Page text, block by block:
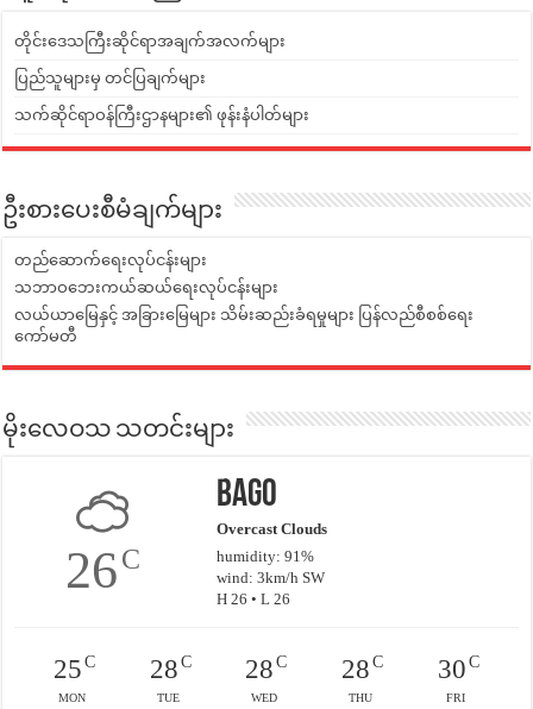
တိုင်းဒေသကြီးဆိုင်ရာအချက်အလက်များ
ပြည်သူများမှ တင်ပြချက်များ
သက်ဆိုင်ရာဝန်ကြီးဌာနများ၏ ဖုန်းနံပါတ်များ
ဦးစားပေးစီမံချက်များ
တည်ဆောက်ရေးလုပ်ငန်းများ
သဘာဝဘေးကယ်ဆယ်ရေးလုပ်ငန်းများ
လယ်ယာမြေနှင့် အခြားမြေများ သိမ်းဆည်းခံရမှုများ ပြန်လည်စီစစ်ရေး
ကော်မတီ
မိုးလေဝသ သတင်းများ
26C
Bago
Overcast Clouds
humidity: 91%
wind: 3km/h SW
H 26 • L 26
25C
MON
28C
TUE
28 C
WED
28C
THU
30C
FRI